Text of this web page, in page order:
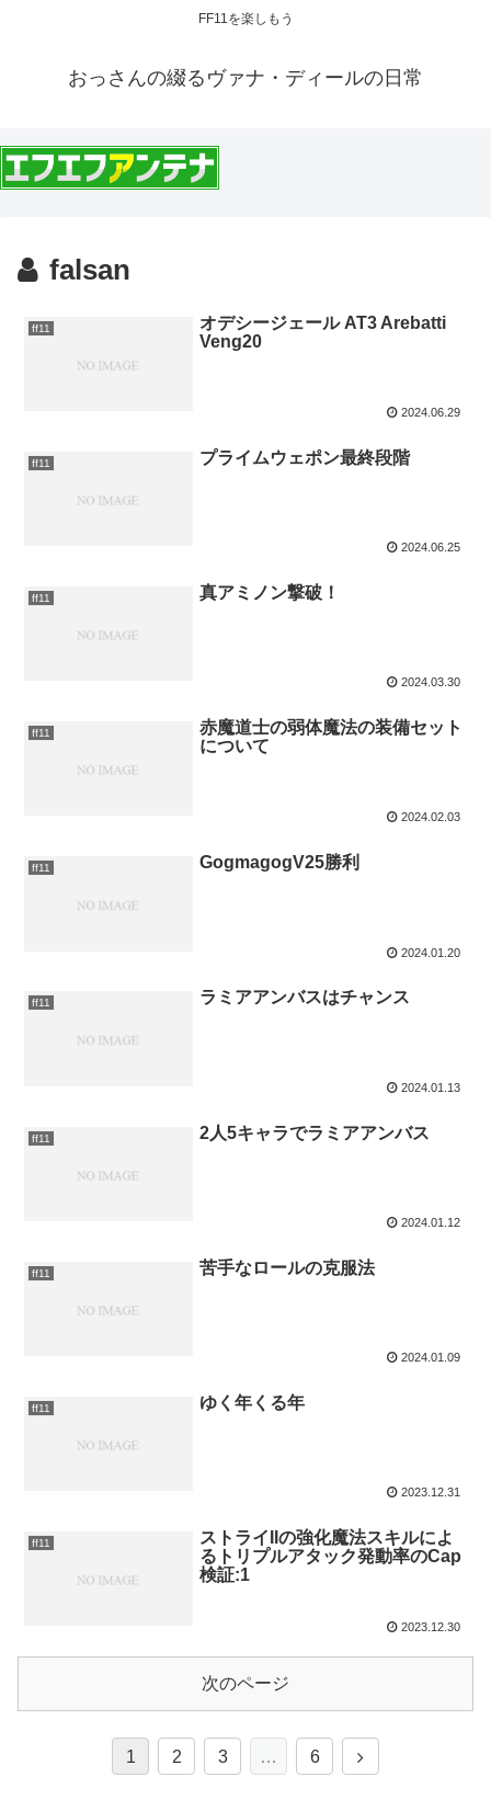
FF11を楽しもう
おっさんの綴るヴァナ・ディールの日常
falsan
ff11
オデシージェール AT3 Arebatti
Veng20
2024.06.29
ff11 プライムウェポン最終段階
2024.06.25
ff11 真アミノン撃破！
2024.03.30
ff11
赤魔道士の弱体魔法の装備セット
について
2024.02.03
ff11 GogmagogV25勝利
2024.01.20
ff11 ラミアアンバスはチャンス
2024.01.13
ff11 2人5キャラでラミアアンバス
2024.01.12
ff11 苦手なロールの克服法
2024.01.09
ff11 ゆく年くる年
2023.12.31
ff11
ストライIIの強化魔法スキルによ
るトリプルアタック発動率のCap
検証:1
2023.12.30
次のページ
1 2 3 … 6